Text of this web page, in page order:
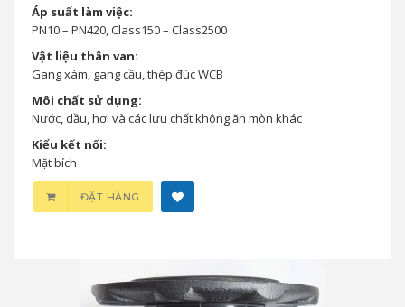
Áp suất làm việc:
PN10 – PN420, Class150 – Class2500
Vật liệu thân van:
Gang xám, gang cầu, thép đúc WCB
Môi chất sử dụng:
Nước, dầu, hơi và các lưu chất không ăn mòn khác
Kiểu kết nối:
Mặt bích
ĐẶT HÀNG